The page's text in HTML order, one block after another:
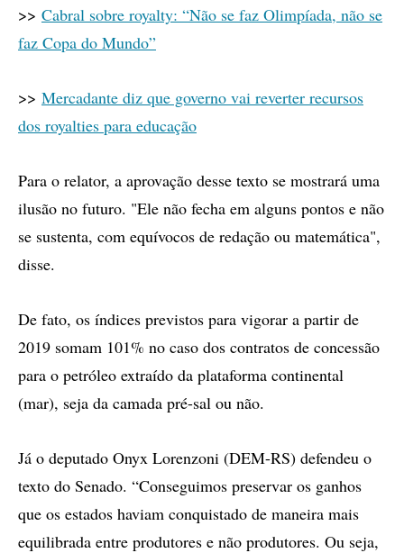
>> Cabral sobre royalty: “Não se faz Olimpíada, não se
faz Copa do Mundo”
>> Mercadante diz que governo vai reverter recursos
dos royalties para educação
Para o relator, a aprovação desse texto se mostrará uma
ilusão no futuro. "Ele não fecha em alguns pontos e não
se sustenta, com equívocos de redação ou matemática",
disse.
De fato, os índices previstos para vigorar a partir de
2019 somam 101% no caso dos contratos de concessão
para o petróleo extraído da plataforma continental
(mar), seja da camada pré-sal ou não.
Já o deputado Onyx Lorenzoni (DEM-RS) defendeu o
texto do Senado. “Conseguimos preservar os ganhos
que os estados haviam conquistado de maneira mais
equilibrada entre produtores e não produtores. Ou seja,